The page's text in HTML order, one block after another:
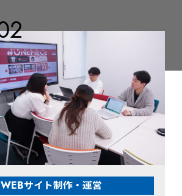
WEBサイト制作・運営